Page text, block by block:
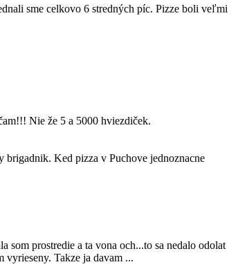
sme celkovo 6 stredných píc. Pizze boli veľmi
Nie že 5 a 5000 hviezdiček.
Ked pizza v Puchove jednoznacne
prostredie a ta vona och...to sa nedalo odolat
vyrieseny. Takze ja davam ...